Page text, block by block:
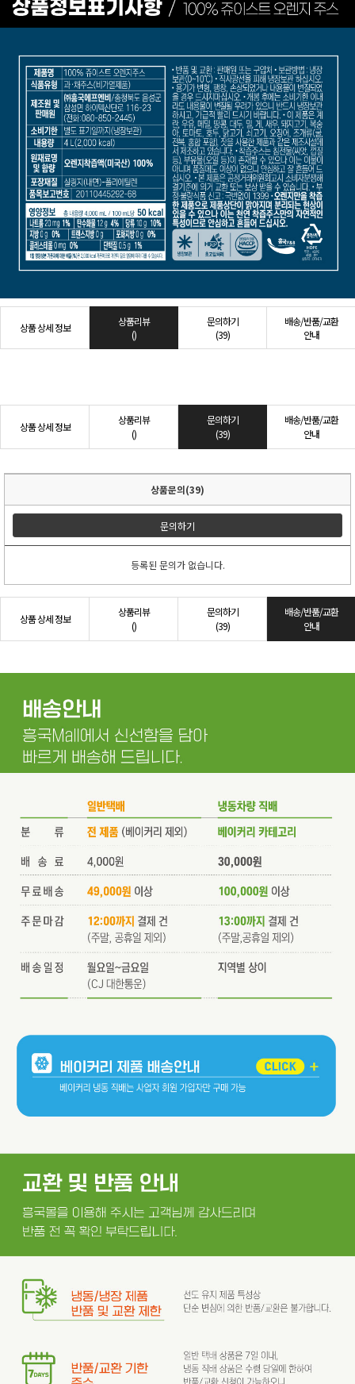
상품 상세 정보
상품리뷰
()
문의하기
(39)
배송/반품/교환
안내
상품 상세 정보
상품리뷰
()
문의하기
(39)
배송/반품/교환
안내
상품문의(39)
문의하기
등록된 문의가 없습니다.
상품 상세 정보
상품리뷰
()
문의하기
(39)
배송/반품/교환
안내